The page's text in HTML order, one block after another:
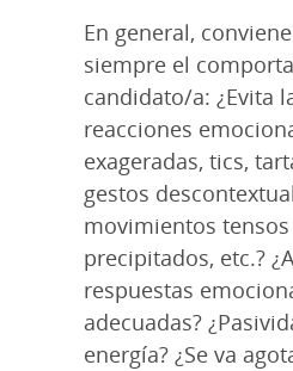
En general,
siempre el
candidato/a: ¿Evita
reacciones
exageradas, tics,
gestos
movimientos
precipitados, etc.?
respuestas
adecuadas?
energía? ¿Se va